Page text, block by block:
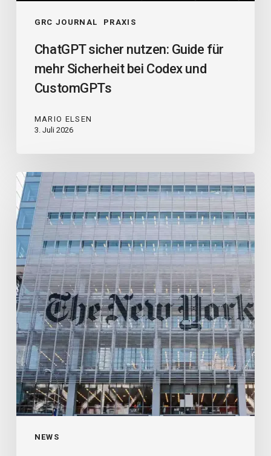
GRC JOURNAL PRAXIS
ChatGPT sicher nutzen: Guide für
mehr Sicherheit bei Codex und
CustomGPTs
MARIO ELSEN
3. Juli 2026
NEWS
Streit
um
KI-
Urheberrecht
eskaliert:
OpenAI
muss
20
Millionen
Chatprotokolle
offenlegen